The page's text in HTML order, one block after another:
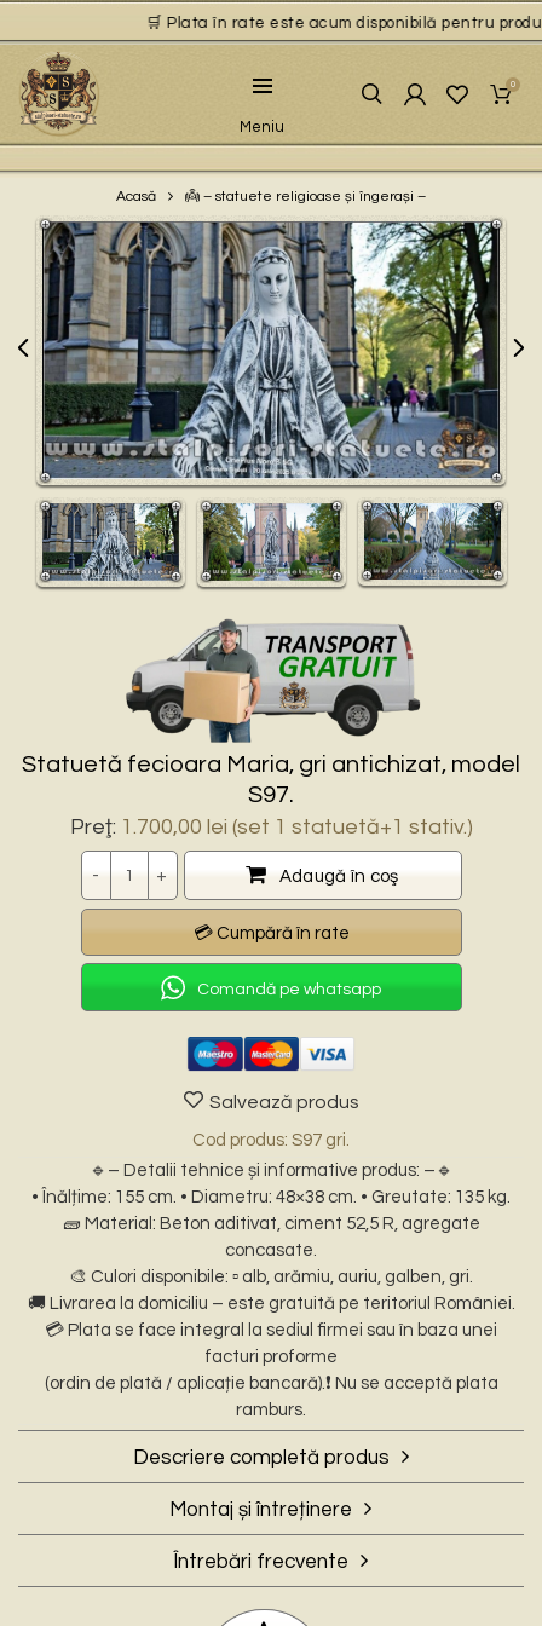
🛒 Plata în rate este acum disponibilă pentru
Meniu
0
Acasă 👼 – statuete religioase și îngerași –
Play
Statuetă fecioara Maria, gri antichizat, model
S97.
Preţ: 1.700,00 lei (set 1 statuetă+1 stativ.)
Adaugă în coş
Comandă pe whatsapp
Salvează produs
Cod produs: S97 gri.
🔹– Detalii tehnice și informative produs: –🔹
• Înălțime: 155 cm. • Diametru: 48×38 cm. • Greutate: 135 kg.
🧱 Material: Beton aditivat, ciment 52,5 R, agregate
concasate.
🎨 Culori disponibile: ▫️ alb, arămiu, auriu, galben, gri.
🚚 Livrarea la domiciliu – este gratuită pe teritoriul României.
💳 Plata se face integral la sediul firmei sau în baza unei
facturi proforme
(ordin de plată / aplicație bancară).❗ Nu se acceptă plata
ramburs.
Descriere completă produs
📦 – Descriere scurtă: –
Aduceți o notă de liniște, protecție și rafinament spațiului
a Fecioarei Maria. Creată pentru a fi punctul central al oricărei
îmbină măiestria artistică cu un simbolism religios profund.
Montaj și întreținere
🔧❄️- Montaj și întreținere pe timp de iarnă: –
🏗️ Ghid de Montaj Corect
montajul necesită atenție sporită pentru stabilitate și
Întrebări frecvente
❓ – Întrebări Frecvente: (FAQ) –
1. Din ce material este realizată statueta și cât de rezistentă